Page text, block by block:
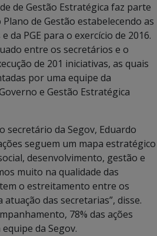
de Gestão Estratégica faz parte
de Gestão estabelecendo as
da PGE para o exercício de 2016.
entre os secretários e o
de 201 iniciativas, as quais
por uma equipe da
e Gestão Estratégica
secretário da Segov, Eduardo
seguem um mapa estratégico
desenvolvimento, gestão e
muito na qualidade das
o estreitamento entre os
das secretarias”, disse.
78% das ações
da Segov.